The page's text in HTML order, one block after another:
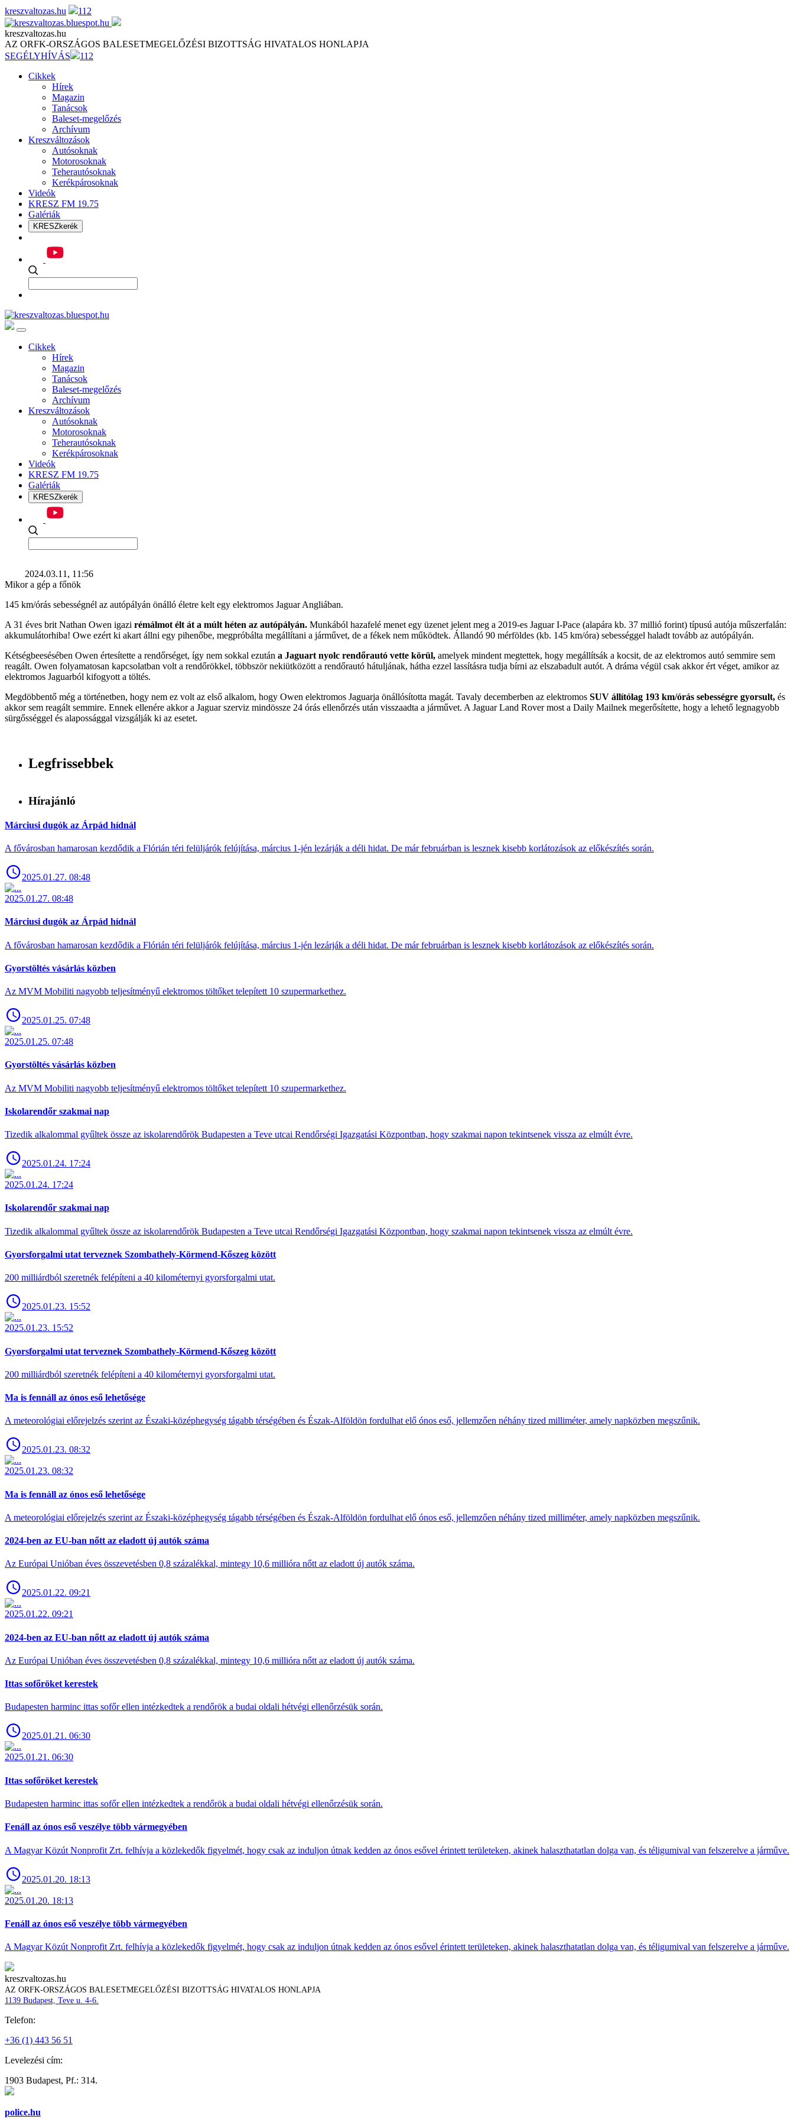
Skip
to
content
kreszvaltozas.hu 112
kreszvaltozas.hu
AZ ORFK-ORSZÁGOS BALESETMEGELŐZÉSI BIZOTTSÁG HIVATALOS HONLAPJA
SEGÉLYHÍVÁS
112
Cikkek
Hírek
Magazin
Tanácsok
Baleset-megelőzés
Archívum
Kreszváltozások
Autósoknak
Motorosoknak
Teherautósoknak
Kerékpárosoknak
Videók
KRESZ FM 19.75
Galériák
KRESZkerék
Cikkek
Hírek
Magazin
Tanácsok
Baleset-megelőzés
Archívum
Kreszváltozások
Autósoknak
Motorosoknak
Teherautósoknak
Kerékpárosoknak
Videók
KRESZ FM 19.75
Galériák
KRESZkerék
2024.03.11, 11:56
Mikor a gép a főnök
145 km/órás sebességnél az autópályán önálló életre kelt egy elektromos Jaguar Angliában.
A 31 éves brit Nathan Owen igazi rémálmot élt át a múlt héten az autópályán. Munkából hazafelé menet egy üzenet jelent meg a 2019-es Jaguar I-Pace (alapára kb. 37 millió forint) típusú autója műszerfalán:
akkumulátorhiba! Owe ezért ki akart állni egy pihenőbe, megpróbálta megállítani a járművet, de a fékek nem működtek. Állandó 90 mérföldes (kb. 145 km/óra) sebességgel haladt tovább az autópályán.
Kétségbeesésében Owen értesítette a rendőrséget, így nem sokkal ezután a Jaguart nyolc rendőrautó vette körül, amelyek mindent megtettek, hogy megállítsák a kocsit, de az elektromos autó semmire sem
reagált. Owen folyamatosan kapcsolatban volt a rendőrökkel, többször nekiütközött a rendőrautó hátuljának, hátha ezzel lassításra tudja bírni az elszabadult autót. A dráma végül csak akkor ért véget, amikor az
elektromos Jaguarból kifogyott a töltés.
Megdöbbentő még a történetben, hogy nem ez volt az első alkalom, hogy Owen elektromos Jaguarja önállósította magát. Tavaly decemberben az elektromos SUV állítólag 193 km/órás sebességre gyorsult, és
akkor sem reagált semmire. Ennek ellenére akkor a Jaguar szerviz mindössze 24 órás ellenőrzés után visszaadta a járművet. A Jaguar Land Rover most a Daily Mailnek megerősítette, hogy a lehető legnagyobb
sürgősséggel és alapossággal vizsgálják ki az esetet.
Legfrissebbek
Hírajánló
Márciusi dugók az Árpád hídnál
A fővárosban hamarosan kezdődik a Flórián téri felüljárók felújítása, március 1-jén lezárják a déli hidat. De már februárban is lesznek kisebb korlátozások az előkészítés során.
2025.01.27. 08:48
2025.01.27. 08:48
Márciusi dugók az Árpád hídnál
A fővárosban hamarosan kezdődik a Flórián téri felüljárók felújítása, március 1-jén lezárják a déli hidat. De már februárban is lesznek kisebb korlátozások az előkészítés során.
Gyorstöltés vásárlás közben
Az MVM Mobiliti nagyobb teljesítményű elektromos töltőket telepített 10 szupermarkethez.
2025.01.25. 07:48
2025.01.25. 07:48
Gyorstöltés vásárlás közben
Az MVM Mobiliti nagyobb teljesítményű elektromos töltőket telepített 10 szupermarkethez.
Iskolarendőr szakmai nap
Tizedik alkalommal gyűltek össze az iskolarendőrök Budapesten a Teve utcai Rendőrségi Igazgatási Központban, hogy szakmai napon tekintsenek vissza az elmúlt évre.
2025.01.24. 17:24
2025.01.24. 17:24
Iskolarendőr szakmai nap
Tizedik alkalommal gyűltek össze az iskolarendőrök Budapesten a Teve utcai Rendőrségi Igazgatási Központban, hogy szakmai napon tekintsenek vissza az elmúlt évre.
Gyorsforgalmi utat terveznek Szombathely-Körmend-Kőszeg között
200 milliárdból szeretnék felépíteni a 40 kilométernyi gyorsforgalmi utat.
2025.01.23. 15:52
2025.01.23. 15:52
Gyorsforgalmi utat terveznek Szombathely-Körmend-Kőszeg között
200 milliárdból szeretnék felépíteni a 40 kilométernyi gyorsforgalmi utat.
Ma is fennáll az ónos eső lehetősége
A meteorológiai előrejelzés szerint az Északi-középhegység tágabb térségében és Észak-Alföldön fordulhat elő ónos eső, jellemzően néhány tized milliméter, amely napközben megszűnik.
2025.01.23. 08:32
2025.01.23. 08:32
Ma is fennáll az ónos eső lehetősége
A meteorológiai előrejelzés szerint az Északi-középhegység tágabb térségében és Észak-Alföldön fordulhat elő ónos eső, jellemzően néhány tized milliméter, amely napközben megszűnik.
2024-ben az EU-ban nőtt az eladott új autók száma
Az Európai Unióban éves összevetésben 0,8 százalékkal, mintegy 10,6 millióra nőtt az eladott új autók száma.
2025.01.22. 09:21
2025.01.22. 09:21
2024-ben az EU-ban nőtt az eladott új autók száma
Az Európai Unióban éves összevetésben 0,8 százalékkal, mintegy 10,6 millióra nőtt az eladott új autók száma.
Ittas sofőröket kerestek
Budapesten harminc ittas sofőr ellen intézkedtek a rendőrök a budai oldali hétvégi ellenőrzésük során.
2025.01.21. 06:30
2025.01.21. 06:30
Ittas sofőröket kerestek
Budapesten harminc ittas sofőr ellen intézkedtek a rendőrök a budai oldali hétvégi ellenőrzésük során.
Fenáll az ónos eső veszélye több vármegyében
A Magyar Közút Nonprofit Zrt. felhívja a közlekedők figyelmét, hogy csak az induljon útnak kedden az ónos esővel érintett területeken, akinek halaszthatatlan dolga van, és téligumival van felszerelve a járműve.
2025.01.20. 18:13
2025.01.20. 18:13
Fenáll az ónos eső veszélye több vármegyében
A Magyar Közút Nonprofit Zrt. felhívja a közlekedők figyelmét, hogy csak az induljon útnak kedden az ónos esővel érintett területeken, akinek halaszthatatlan dolga van, és téligumival van felszerelve a járműve.
kreszvaltozas.hu
AZ ORFK-ORSZÁGOS BALESETMEGELŐZÉSI BIZOTTSÁG HIVATALOS HONLAPJA
1139 Budapest, Teve u. 4-6.
Telefon:
+36 (1) 443 56 51
Levelezési cím:
1903 Budapest, Pf.: 314.
police.hu